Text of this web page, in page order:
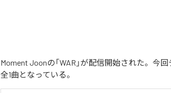
Moment Joonの「WAR」が配信開始された。今
全1曲となっている。